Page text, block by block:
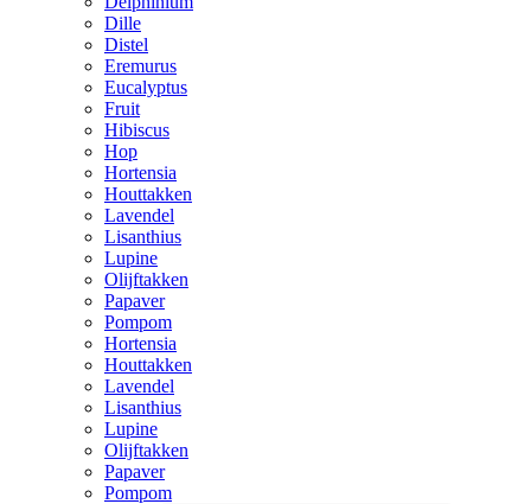
Dille
Distel
Eremurus
Eucalyptus
Fruit
Hibiscus
Hop
Hortensia
Houttakken
Lavendel
Lisanthius
Lupine
Olijftakken
Papaver
Pompom
Hortensia
Houttakken
Lavendel
Lisanthius
Lupine
Olijftakken
Papaver
Pompom